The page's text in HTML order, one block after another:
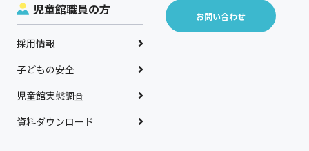
児童館職員の方
採用情報
子どもの安全
児童館実態調査
資料ダウンロード
お問い合わせ